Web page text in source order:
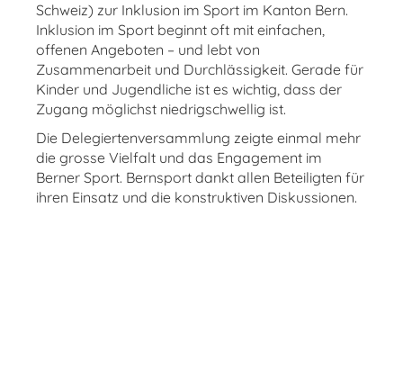
Schweiz) zur Inklusion im Sport im Kanton Bern.
Inklusion im Sport beginnt oft mit einfachen,
offenen Angeboten – und lebt von
Zusammenarbeit und Durchlässigkeit. Gerade für
Kinder und Jugendliche ist es wichtig, dass der
Zugang möglichst niedrigschwellig ist.
Die Delegiertenversammlung zeigte einmal mehr
die grosse Vielfalt und das Engagement im
Berner Sport. Bernsport dankt allen Beteiligten für
ihren Einsatz und die konstruktiven Diskussionen.